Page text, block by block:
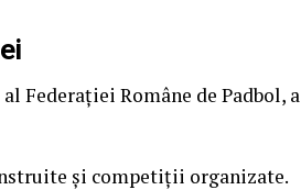
Federației Române de Padbol, a
și competiții organizate.